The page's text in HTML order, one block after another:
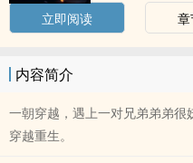
立即阅读
内容简介
一朝穿越，遇上一对兄弟弟弟
穿越重生。